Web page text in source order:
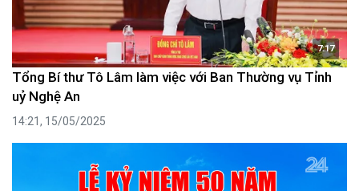
7:17
Tổng Bí thư Tô Lâm làm việc với Ban Thường vụ Tỉnh
uỷ Nghệ An
14:21, 15/05/2025